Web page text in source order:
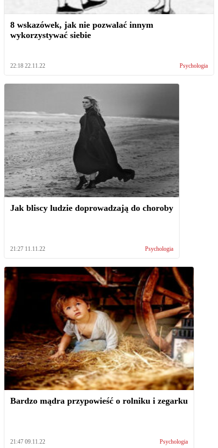
8 wskazówek, jak nie pozwalać innym
wykorzystywać siebie
22:18 22.11.22 Psychologia
Jak bliscy ludzie doprowadzają do choroby
21:27 11.11.22 Psychologia
Bardzo mądra przypowieść o rolniku i zegarku
21:47 09.11.22 Psychologia